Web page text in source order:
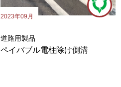
2023年09月
道路用製品
ペイバブル電柱除け側溝